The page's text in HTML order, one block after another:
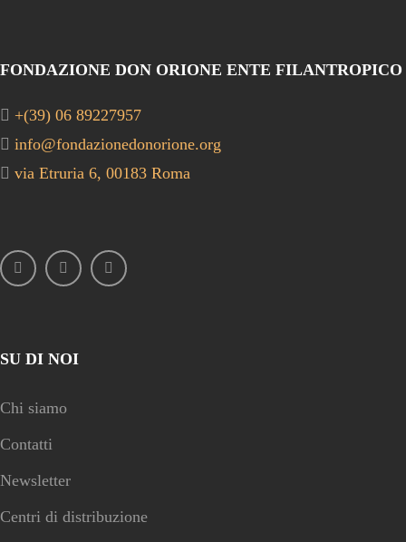
FONDAZIONE DON ORIONE ENTE FILANTROPICO
+(39) 06 89227957
info@fondazionedonorione.org
via Etruria 6, 00183 Roma
SU DI NOI
Chi siamo
Contatti
Newsletter
Centri di distribuzione